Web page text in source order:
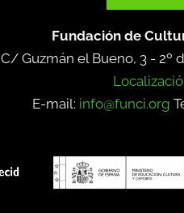
Fundación de
C/ Guzmán el Bueno, 3 - 2º
E-mail: info@funci.org